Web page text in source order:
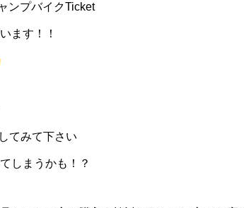
ンプバイクTicket
ます！！
てみて下さい
しまうかも！？